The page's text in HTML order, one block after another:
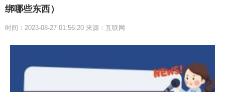
绑哪些东西）
时间：2023-08-27 01:56:20 来源：互联网